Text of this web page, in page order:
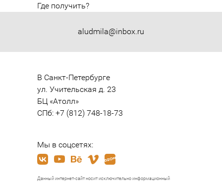
aludmila@inbox.ru
Где получить?
В Санкт-Петербурге
ул. Учительская д. 23
БЦ «Атолл»
СПб: +7 (812) 748-18-73
Мы в соцсетях:
Данный интернет-сайт носит исключительно информационный